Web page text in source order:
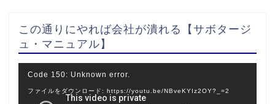
この通りにやれば会社が潰れる【サボタージ
ュ・マニュアル】
Code 150: Unknown error.
ファイルをダウンロード: https://youtu.be/NBveKYIz2OY?_=2